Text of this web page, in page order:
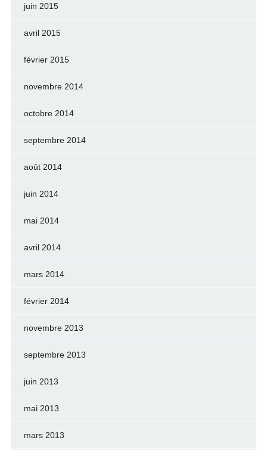
juin 2015
avril 2015
février 2015
novembre 2014
octobre 2014
septembre 2014
août 2014
juin 2014
mai 2014
avril 2014
mars 2014
février 2014
novembre 2013
septembre 2013
juin 2013
mai 2013
mars 2013